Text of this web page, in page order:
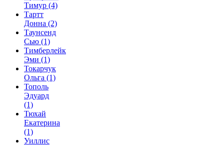
Тимур (4)
Тартт
Донна (2)
Таунсенд
Сью (1)
Тимберлейк
Эми (1)
Токарчук
Ольга (1)
Тополь
Эдуард
(1)
Тюхай
Екатерина
(1)
Уиллис